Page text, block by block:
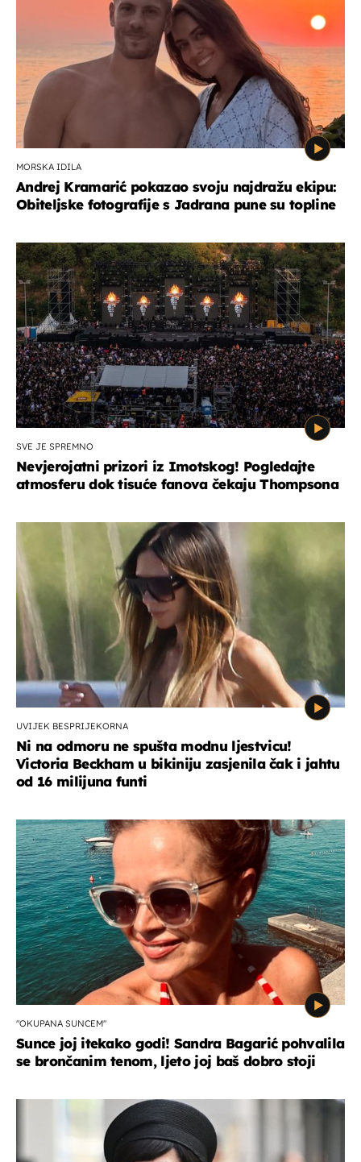
MORSKA IDILA
Andrej Kramarić pokazao svoju najdražu ekipu:
Obiteljske fotografije s Jadrana pune su topline
SVE JE SPREMNO
Nevjerojatni prizori iz Imotskog! Pogledajte
atmosferu dok tisuće fanova čekaju Thompsona
UVIJEK BESPRIJEKORNA
Ni na odmoru ne spušta modnu ljestvicu!
Victoria Beckham u bikiniju zasjenila čak i jahtu
od 16 milijuna funti
"OKUPANA SUNCEM"
Sunce joj itekako godi! Sandra Bagarić pohvalila
se brončanim tenom, ljeto joj baš dobro stoji